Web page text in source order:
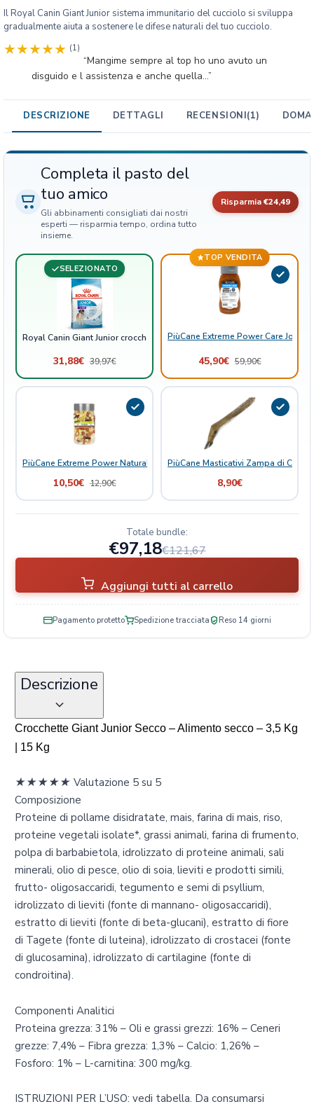
Il Royal Canin Giant Junior sistema immunitario del cucciolo si sviluppa
gradualmente aiuta a sostenere le difese naturali del tuo cucciolo.
(1)
“Mangime sempre al top ho uno avuto un
disguido e l assistenza e anche quella...”
n
i
o
c
c
t
t
e
c
u
c
c
o
a
DESCRIZIONE DETTAGLI RECENSIONI(1)
Completa il pasto del
tuo amico
Gli abbinamenti consigliati dai nostri
esperti — risparmia tempo, ordina tutto
insieme.
Risparmia€24,49
SELEZIONATO
Royal Canin Giant Junior crocchette cucciolo
31,88€ 39,97€
TOP VENDITA
PiùCane Extreme Power Care Joint
45,90€ 59,90€
PiùCane Extreme Power Natural Delights Mix Frutta
10,50€ 12,90€
PiùCane Masticativi Zampa di
8,90€
Totale bundle:
€97,18€121,67
Aggiungi tutti al carrello
Pagamento protetto Spedizione tracciata Reso 14 giorni
Descrizione
Crocchette Giant Junior Secco – Alimento secco – 3,5 Kg
| 15 Kg
★★★★★ Valutazione 5 su 5
Composizione
Proteine di pollame disidratate, mais, farina di mais, riso,
proteine vegetali isolate*, grassi animali, farina di frumento,
polpa di barbabietola, idrolizzato di proteine animali, sali
minerali, olio di pesce, olio di soia, lieviti e prodotti simili,
frutto- oligosaccaridi, tegumento e semi di psyllium,
idrolizzato di lieviti (fonte di mannano- oligosaccaridi),
estratto di lieviti (fonte di beta-glucani), estratto di fiore
di Tagete (fonte di luteina), idrolizzato di crostacei (fonte
di glucosamina), idrolizzato di cartilagine (fonte di
condroitina).
Componenti Analitici
Proteina grezza: 31% – Oli e grassi grezzi: 16% – Ceneri
grezze: 7,4% – Fibra grezza: 1,3% – Calcio: 1,26% –
Fosforo: 1% – L-carnitina: 300 mg/kg.
ISTRUZIONI PER L’USO: vedi tabella. Da consumarsi